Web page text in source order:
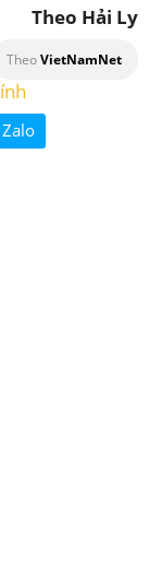
Theo Hải Ly
TheoVietNamNet
Zalo